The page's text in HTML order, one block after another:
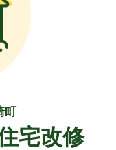
町
宅改修